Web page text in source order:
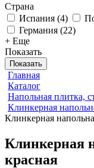
Страна
Испания (4)
Германия (22)
+ Еще
Показать
Показать
Главная
Каталог
Напольная плитка,
Клинкерная
Клинкерная
Клинкерная
красная